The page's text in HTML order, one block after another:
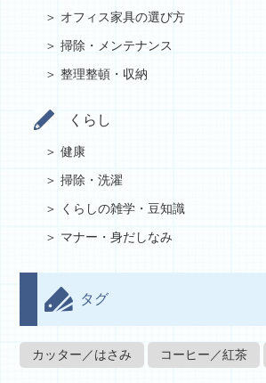
オフィス家具の選び方
掃除・メンテナンス
整理整頓・収納
くらし
健康
掃除・洗濯
くらしの雑学・豆知識
マナー・身だしなみ
タグ
カッター／はさみ コーヒー／紅茶